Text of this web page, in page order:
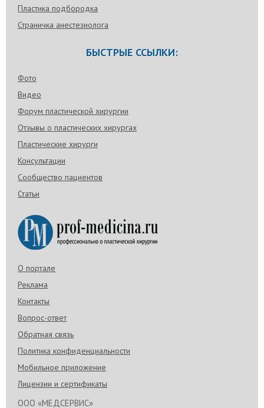
Пластика подбородка
Страничка анестезиолога
БЫСТРЫЕ ССЫЛКИ:
Фото
Видео
Форум пластической хирургии
Отзывы о пластических хирургах
Пластические хирурги
Консультации
Сообщество пациентов
Статьи
О портале
Реклама
Контакты
Вопрос-ответ
Обратная связь
Политика конфиденциальности
Мобильное приложение
Лицензии и сертификаты
ООО «МЕДСЕРВИС»